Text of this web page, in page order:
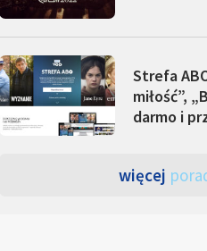
Strefa
miłość”,
darmo i
więcej